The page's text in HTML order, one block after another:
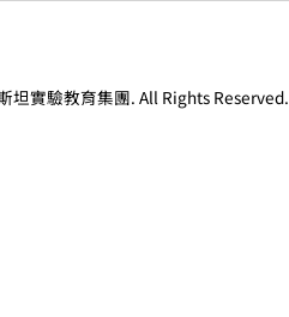
坦實驗教育集團. All Rights Reserved.